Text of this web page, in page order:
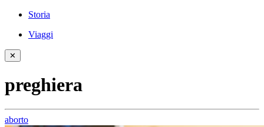
Storia
Viaggi
✕
preghiera
aborto